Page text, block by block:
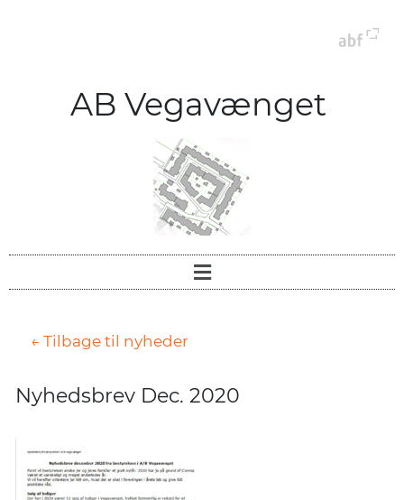
AB Vegavænget
← Tilbage til nyheder
Nyhedsbrev Dec. 2020